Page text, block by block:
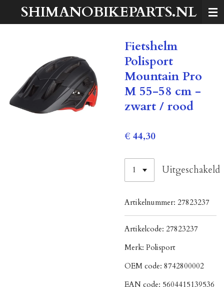
SHIMANOBIKEPARTS.NL
Fietshelm
Polisport
Mountain Pro
M 55-58 cm -
zwart / rood
€ 44,30
Uitgeschakeld
Artikelnummer: 27823237
Artikelcode: 27823237
Merk: Polisport
OEM code: 8742800002
EAN code: 5604415139536